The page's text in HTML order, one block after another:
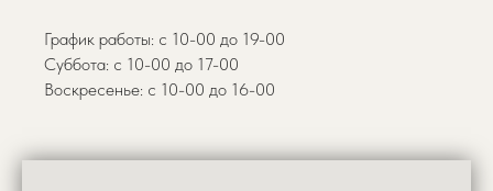
График работы: с 10-00 до 19-00
Суббота: с 10-00 до 17-00
Воскресенье: с 10-00 до 16-00